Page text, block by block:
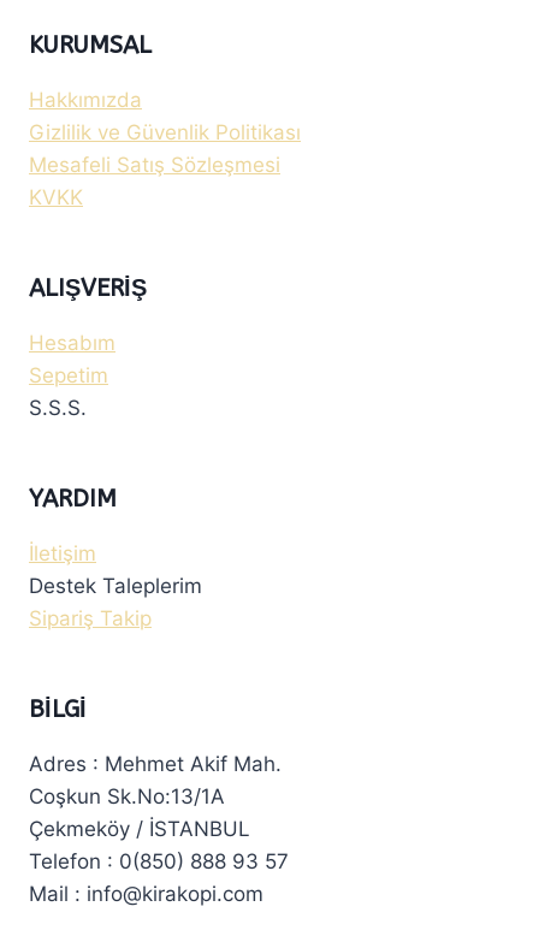
KURUMSAL
Hakkımızda
Gizlilik ve Güvenlik Politikası
Mesafeli Satış Sözleşmesi
KVKK
ALIŞVERIŞ
Hesabım
Sepetim
S.S.S.
YARDIM
İletişim
Destek Taleplerim
Sipariş Takip
BILGI
Adres : Mehmet Akif Mah.
Coşkun Sk.No:13/1A
Çekmeköy / İSTANBUL
Telefon : 0(850) 888 93 57
Mail : info@kirakopi.com